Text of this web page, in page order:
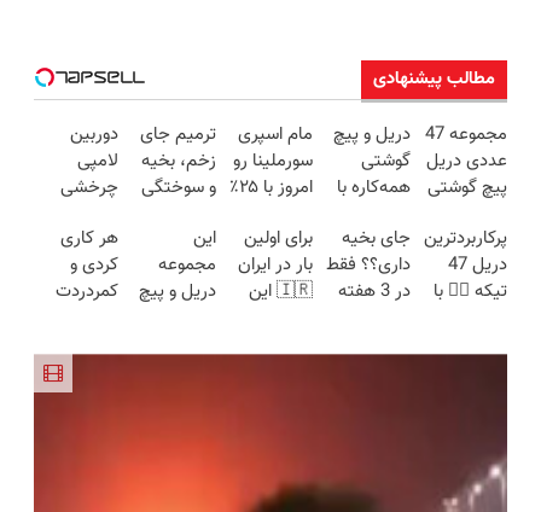
مطالب پیشنهادی
مجموعه 47
عددی دریل
پیچ گوشتی
(تخفیف به
مدت
محدود)
دریل و پیچ
گوشتی
همه‌کاره با
هوشمند ⚙️
(نصف
قیمت بازار
مام اسپری
سورملینا رو
امروز با ۲۵٪
🔥
ترمیم جای
زخم، بخیه
و سوختگی
هفته!!😍
دوربین
لامپی
چرخشی
فقط امروز
حراج شد🔥
پرداخت
پرکاربردترین
دریل 47
تیکه 👈🏻 با
جای بخیه
داری؟؟ فقط
در 3 هفته
برای اولین
بار در ایران
🇮🇷 این
این
مجموعه
دریل و پیچ
هر کاری
کردی و
کمردردت
پرسشنامه و
دریافت راه